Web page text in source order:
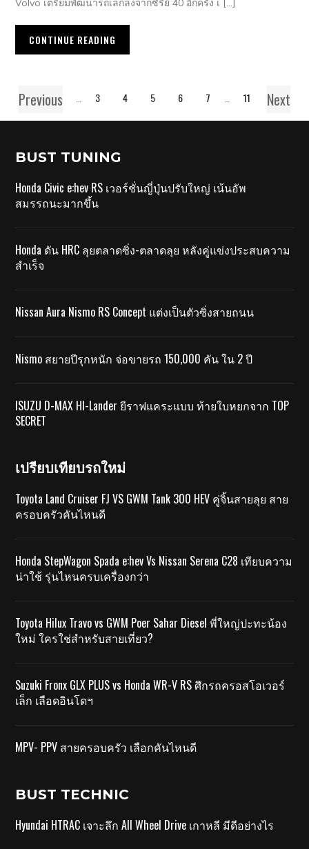
Volvo เตรียมพัฒนารถเล็กลงจากซี่รี่ย์ 40 อีกครั้ง เ […]
CONTINUE READING
Previous
1 3 4 5 6 7 11 Next
BUST TUNING
Honda Civic e:hev RS เวอร์ชั่นญี่ปุ่นปรับใหญ่ เน้นอัพ
สมรรถนะมากขึ้น
Honda ดัน HRC ลุยตลาดซิ่ง-ตลาดลุย หลังคู่แข่งประสบความ
สำเร็จ
Nissan Aura Nismo RS Concept แต่งเป็นตัวซิ่งสายถนน
Nismo สยายปีรุกหนัก จ่อขายรถ 150,000 คัน ใน 2 ปี
ISUZU D-MAX HI-Lander ยีราฟแคระแบบ ท้ายใบหยกจาก TOP
SECRET
เปรียบเทียบรถใหม่
Toyota Land Cruiser FJ VS GWM Tank 300 HEV คู่จิ้นสายลุย สาย
ครอบครัวคันไหนดี
Honda StepWagon Spada e:hev Vs Nissan Serena C28 เทียบความ
น่าใช้ รุ่นไหนครบเครื่องกว่า
Toyota Hilux Travo vs GWM Poer Sahar Diesel พี่ใหญ่ปะทะน้อง
ใหม่ ใครใช่สำหรับสายเที่ยว?
Suzuki Fronx GLX PLUS vs Honda WR-V RS ศึกรถครอสโอเวอร์
เล็ก เลือดอินโดฯ
MPV- PPV สายครอบครัว เลือกคันไหนดี
BUST TECHNIC
Hyundai HTRAC เจาะลึก All Wheel Drive เกาหลี มีดีอย่างไร